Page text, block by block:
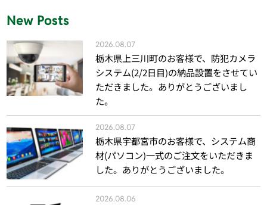
New Posts
2026.08.07
栃木県上三川町のお客様で、防犯カメラ
システム(2/2日目)の納品設置をさせてい
ただきました。ありがとうございまし
た。
2026.08.07
栃木県宇都宮市のお客様で、システム商
材(パソコン)一式のご注文をいただきま
した。ありがとうございました。
2026.08.06